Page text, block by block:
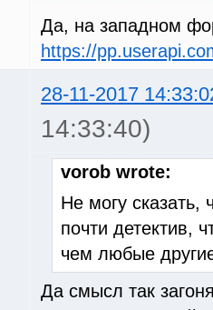
Да, на западном
https://
28-11-2017
14:33:40)
vorob wrote:
Не могу сказать,
почти детектив,
чем любые
Да смысл так